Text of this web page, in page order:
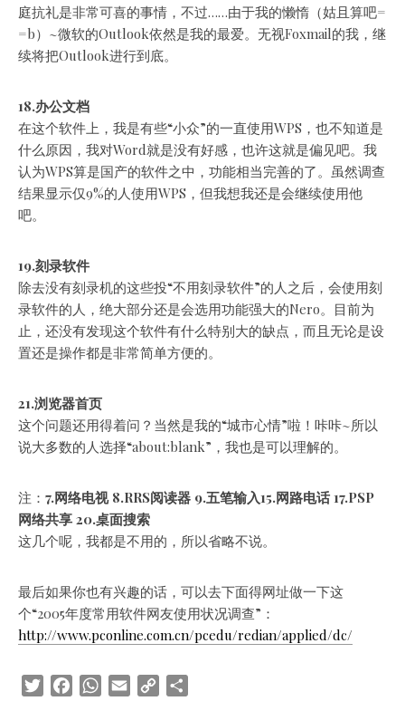
庭抗礼是非常可喜的事情，不过……由于我的懒惰（姑且算吧=
=b）~微软的Outlook依然是我的最爱。无视Foxmail的我，继
续将把Outlook进行到底。
18.办公文档
在这个软件上，我是有些“小众”的一直使用WPS，也不知道是
什么原因，我对Word就是没有好感，也许这就是偏见吧。我
认为WPS算是国产的软件之中，功能相当完善的了。虽然调查
结果显示仅9%的人使用WPS，但我想我还是会继续使用他
吧。
19.刻录软件
除去没有刻录机的这些投“不用刻录软件”的人之后，会使用刻
录软件的人，绝大部分还是会选用功能强大的Nero。目前为
止，还没有发现这个软件有什么特别大的缺点，而且无论是设
置还是操作都是非常简单方便的。
21.浏览器首页
这个问题还用得着问？当然是我的“城市心情”啦！咔咔~所以
说大多数的人选择“about:blank”，我也是可以理解的。
注： 7.网络电视 8.RRS阅读器 9.五笔输入15.网路电话 17.PSP
网络共享 20.桌面搜索
这几个呢，我都是不用的，所以省略不说。
最后如果你也有兴趣的话，可以去下面得网址做一下这
个“2005年度常用软件网友使用状况调查”：
http://www.pconline.com.cn/pcedu/redian/applied/dc/
TwitterFacebookWhatsApp
Email Copy